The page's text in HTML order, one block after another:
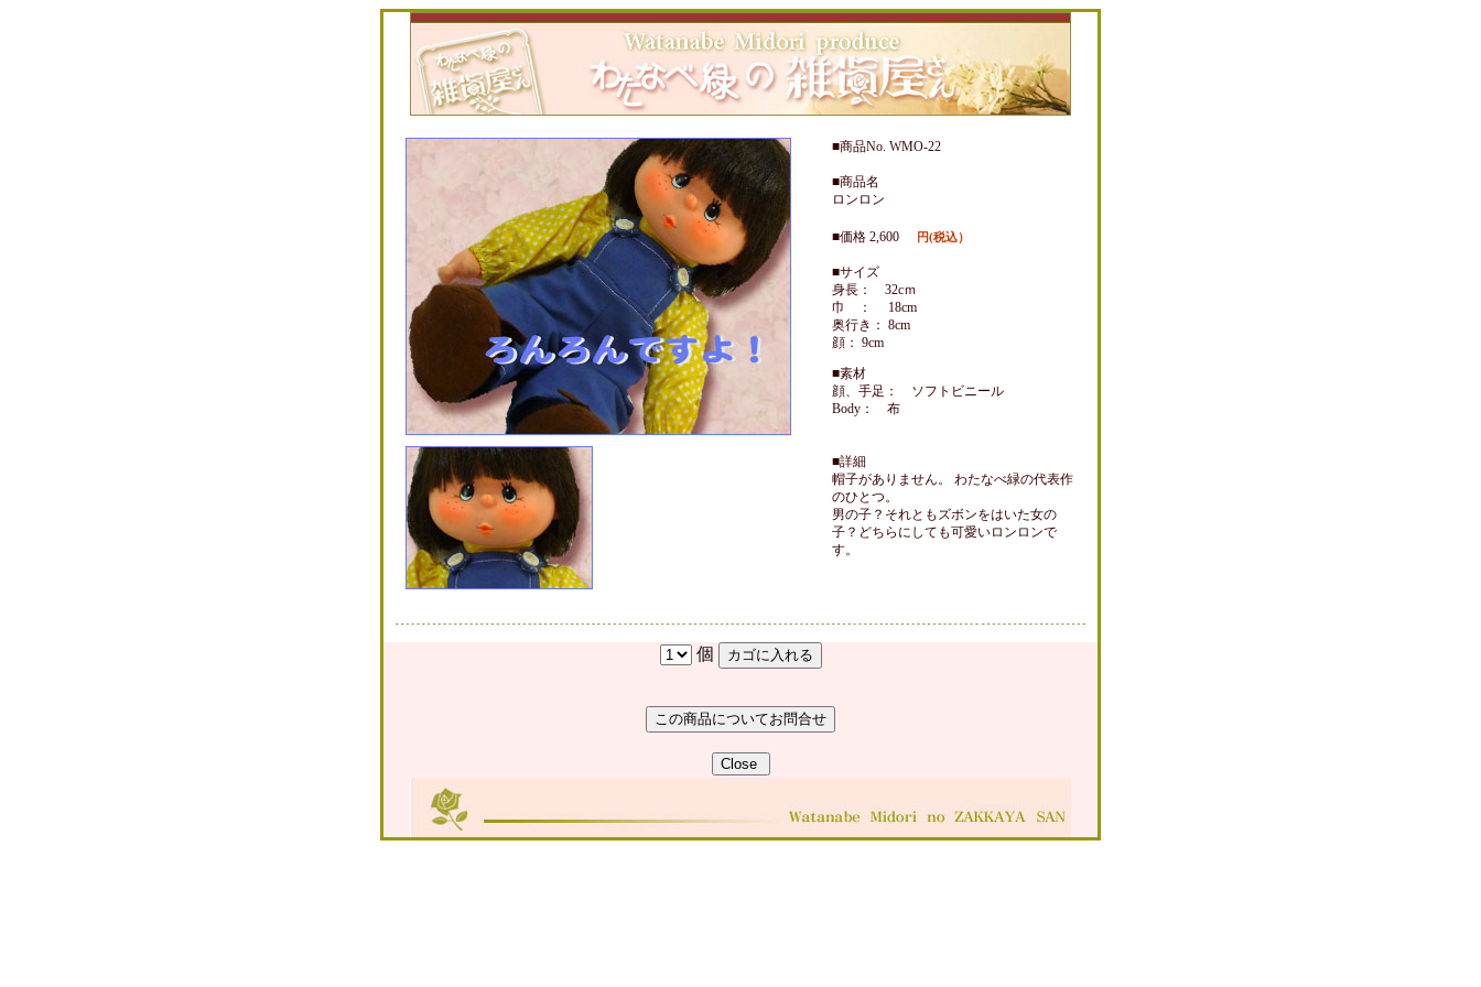
■商品No. WMO-22
■商品名
ロンロン
■価格 2,600 円(税込）
■サイズ
身長： 32cｍ
巾 ： 18cm
奥行き： 8cm
顔： 9cm
■素材
顔、手足： ソフトビニール
Body： 布
■詳細
帽子がありません。 わたなべ緑の代表作
のひとつ。
男の子？それともズボンをはいた女の
子？どちらにしても可愛いロンロンで
す。
個